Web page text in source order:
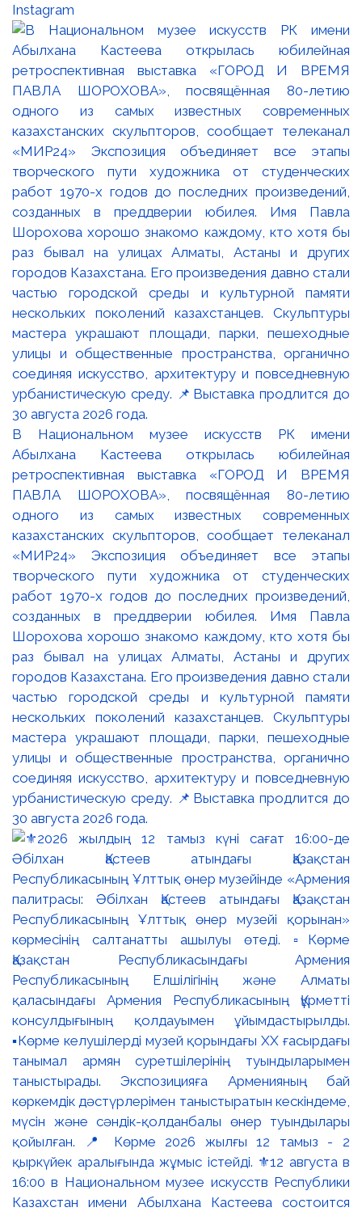
Instagram
В Национальном музее искусств РК имени
Абылхана Кастеева открылась юбилейная
ретроспективная выставка «ГОРОД И ВРЕМЯ
ПАВЛА ШОРОХОВА», посвящённая 80-летию
одного из самых известных современных
казахстанских скульпторов, сообщает телеканал
«МИР24» Экспозиция объединяет все этапы
творческого пути художника от студенческих
работ 1970-х годов до последних произведений,
созданных в преддверии юбилея. Имя Павла
Шорохова хорошо знакомо каждому, кто хотя бы
раз бывал на улицах Алматы, Астаны и других
городов Казахстана. Его произведения давно стали
частью городской среды и культурной памяти
нескольких поколений казахстанцев. Скульптуры
мастера украшают площади, парки, пешеходные
улицы и общественные пространства, органично
соединяя искусство, архитектуру и повседневную
урбанистическую среду. 📌Выставка продлится до
30 августа 2026 года.